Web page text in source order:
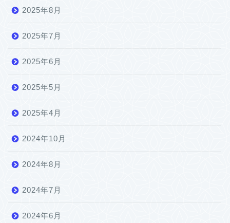
2025年8月
2025年7月
2025年6月
2025年5月
2025年4月
2024年10月
2024年8月
2024年7月
2024年6月